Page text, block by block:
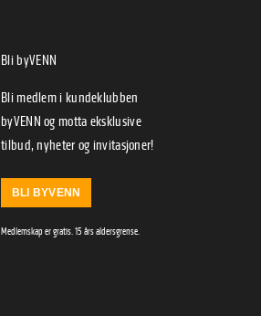
Bli byVENN
Bli medlem i kundeklubben
byVENN og motta eksklusive
tilbud, nyheter og invitasjoner!
BLI BYVENN
Medlemskap er gratis. 15 års aldersgrense.